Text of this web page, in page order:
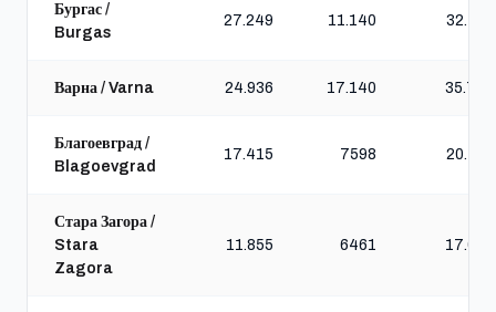
Бургас /
Burgas
27.249 11.140 32.161
Варна / Varna 24.936 17.140 35.712
Благоевград /
Blagoevgrad
17.415 7598 20.181
Стара Загора /
Stara
Zagora
11.855 6461 17.065